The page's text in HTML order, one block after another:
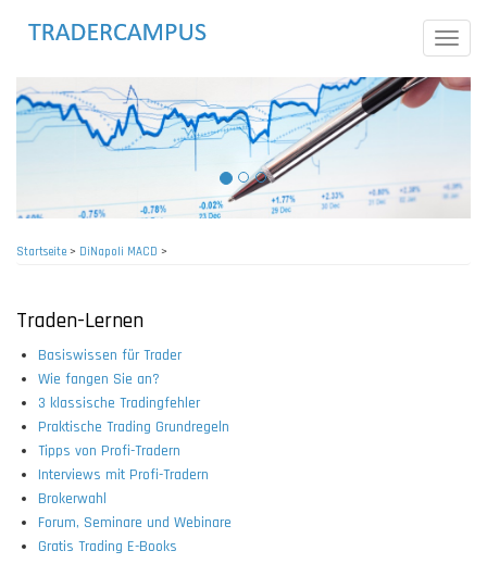
Toggle
Startseite> DiNapoli MACD >
Traden-Lernen
Basiswissen für Trader
Wie fangen Sie an?
3 klassische Tradingfehler
Praktische Trading Grundregeln
Tipps von Profi-Tradern
Interviews mit Profi-Tradern
Brokerwahl
Forum, Seminare und Webinare
Gratis Trading E-Books